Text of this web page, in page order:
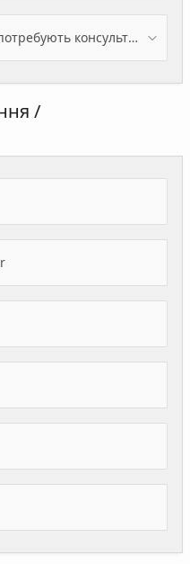
Скільки членів сім’ї крім Вас потребують консультації? / Wieviele Familienmitglieder brauchen Beratung - zusätzlich zu Ihnen?
/